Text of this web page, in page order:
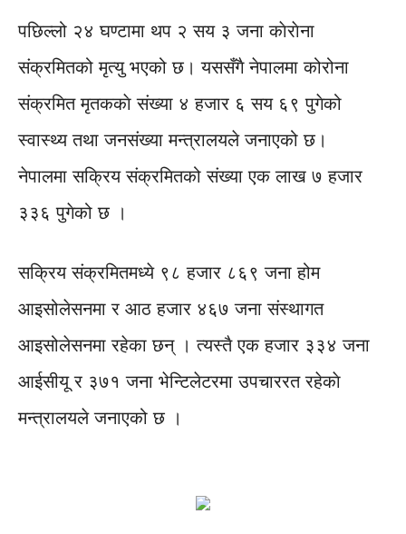
पछिल्लो २४ घण्टामा थप २ सय ३ जना काेराेना
संक्रमितको मृत्यु भएको छ। यससँगै नेपालमा कोरोना
संक्रमित मृतककाे संख्या ४ हजार ६ सय ६९ पुगेको
स्वास्थ्य तथा जनसंख्या मन्त्रालयले जनाएको छ।
नेपालमा सक्रिय संक्रमितको संख्या एक लाख ७ हजार
३३६ पुगेको छ ।
सक्रिय संक्रमितमध्ये ९८ हजार ८६९ जना होम
आइसोलेसनमा र आठ हजार ४६७ जना संस्थागत
आइसोलेसनमा रहेका छन् । त्यस्तै एक हजार ३३४ जना
आईसीयू र ३७१ जना भेन्टिलेटरमा उपचाररत रहेकाे
मन्त्रालयले जनाएको छ ।